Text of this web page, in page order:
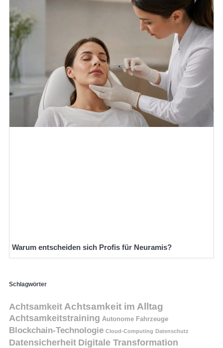
Warum entscheiden sich Profis für Neuramis?
Schlagwörter
Achtsamkeit Achtsamkeit im Alltag
Achtsamkeitstraining Autonome Fahrzeuge
Blockchain-Technologie Cloud-Computing Datenschutz
Datensicherheit Digitale Transformation